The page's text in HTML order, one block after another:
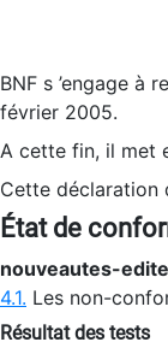
BNF s ’engage à
février 2005.
A cette fin, il met
Cette déclaration
État de
nouveautes-
4.1. Les non-
Résultat des tests